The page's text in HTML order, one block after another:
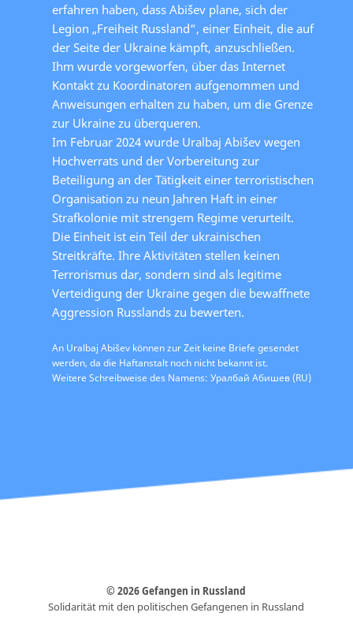
erfahren haben, dass Abišev plane, sich der
Legion „Freiheit Russland“, einer Einheit, die auf
der Seite der Ukraine kämpft, anzuschließen.
Ihm wurde vorgeworfen, über das Internet
Kontakt zu Koordinatoren aufgenommen und
Anweisungen erhalten zu haben, um die Grenze
zur Ukraine zu überqueren.
Im Februar 2024 wurde Uralbaj Abišev wegen
Hochverrats und der Vorbereitung zur
Beteiligung an der Tätigkeit einer terroristischen
Organisation zu neun Jahren Haft in einer
Strafkolonie mit strengem Regime verurteilt.
Die Einheit ist ein Teil der ukrainischen
Streitkräfte. Ihre Aktivitäten stellen keinen
Terrorismus dar, sondern sind als legitime
Verteidigung der Ukraine gegen die bewaffnete
Aggression Russlands zu bewerten.
An Uralbaj Abišev können zur Zeit keine Briefe gesendet
werden, da die Haftanstalt noch nicht bekannt ist.
Weitere Schreibweise des Namens: Уралбай Абишев (RU)
© 2026 Gefangen in Russland
Solidarität mit den politischen Gefangenen in Russland